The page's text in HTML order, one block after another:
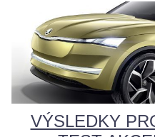
VÝSLEDKY